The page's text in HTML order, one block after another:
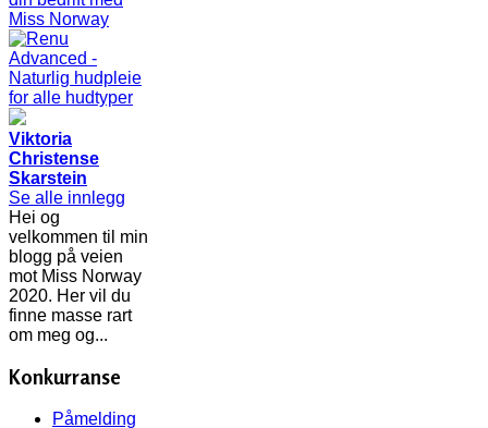
Viktoria
Christense
Skarstein
Se alle innlegg
Hei og
velkommen til min
blogg på veien
mot Miss Norway
2020. Her vil du
finne masse rart
om meg og...
Konkurranse
Påmelding